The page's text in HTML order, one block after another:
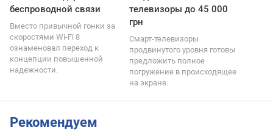
беспроводной связи
Вместо привычной гонки за
скоростями Wi-Fi 8
ознаменовал переход к
концепции повышенной
надежности.
телевизоры до 45 000
грн
Смарт-телевизоры
продвинутого уровня готовы
предложить полное
погружение в происходящее
на экране.
Рекомендуем